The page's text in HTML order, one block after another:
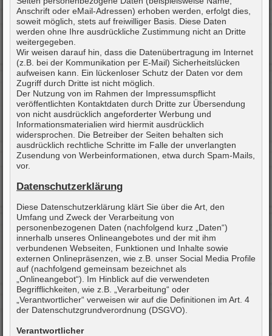
Anschrift oder eMail-Adressen) erhoben werden, erfolgt dies,
soweit möglich, stets auf freiwilliger Basis. Diese Daten
werden ohne Ihre ausdrückliche Zustimmung nicht an Dritte
weitergegeben.
Wir weisen darauf hin, dass die Datenübertragung im Internet
(z.B. bei der Kommunikation per E-Mail) Sicherheitslücken
aufweisen kann. Ein lückenloser Schutz der Daten vor dem
Zugriff durch Dritte ist nicht möglich.
Der Nutzung von im Rahmen der Impressumspflicht
veröffentlichten Kontaktdaten durch Dritte zur Übersendung
von nicht ausdrücklich angeforderter Werbung und
Informationsmaterialien wird hiermit ausdrücklich
widersprochen. Die Betreiber der Seiten behalten sich
ausdrücklich rechtliche Schritte im Falle der unverlangten
Zusendung von Werbeinformationen, etwa durch Spam-Mails,
vor.
Datenschutzerklärung
Diese Datenschutzerklärung klärt Sie über die Art, den
Umfang und Zweck der Verarbeitung von
personenbezogenen Daten (nachfolgend kurz „Daten“)
innerhalb unseres Onlineangebotes und der mit ihm
verbundenen Webseiten, Funktionen und Inhalte sowie
externen Onlinepräsenzen, wie z.B. unser Social Media Profile
auf (nachfolgend gemeinsam bezeichnet als
„Onlineangebot“). Im Hinblick auf die verwendeten
Begrifflichkeiten, wie z.B. „Verarbeitung“ oder
„Verantwortlicher“ verweisen wir auf die Definitionen im Art. 4
der Datenschutzgrundverordnung (DSGVO).
Verantwortlicher